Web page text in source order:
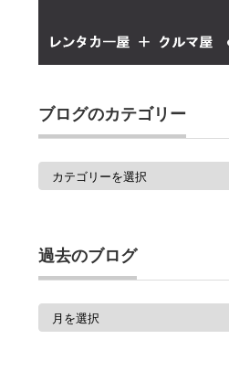
ブログのカテゴリー
ブ
ゴ
リ
ー
過去のブログ
過